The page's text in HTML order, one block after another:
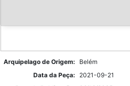
Arquipelago de Origem:
Belém
Data da Peça:
2021-09-21